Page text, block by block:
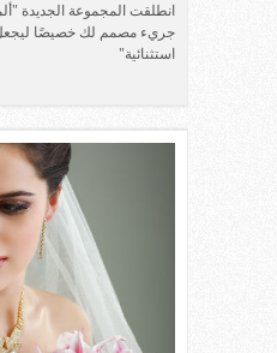
انطلقت المجموعة الجديدة
جريء مصمم لك خصيصًا
استثنائية"